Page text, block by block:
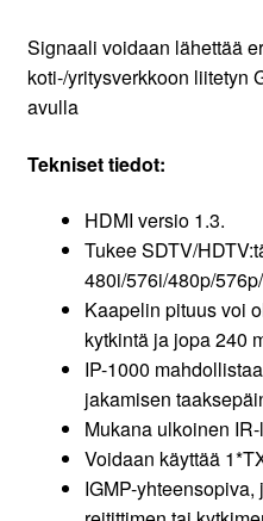
Signaali voidaan lähettää
koti-/yritysverkkoon liitetyn
avulla
Tekniset tiedot:
HDMI versio 1.3.
Tukee SDTV/
480i/576i/480p/
Kaapelin pituus voi
kytkintä ja jopa 240
IP-1000
jakamisen
Mukana ulkoinen
Voidaan käyttää
IGMP-